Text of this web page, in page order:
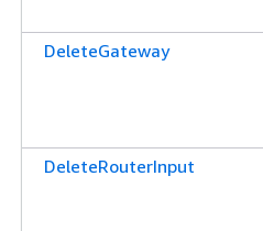
DeleteGateway
DeleteRouterInput